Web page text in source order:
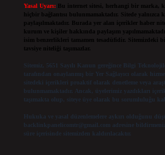
Yasal Uyarı:
Bu internet sitesi, herhangi bir marka,
hiçbir bağlantısı bulunmamaktadır. Sitede yalnızca
paylaşılmaktadır. Burada yer alan içerikler haber
kurum ve kişiler hakkında paylaşım
isim benzerlikleri tamamen tesadüfidir. Sitemizdeki
tavsiye niteliği taşımazlar.
Sitemiz, 5651 Sayılı Kanun gereğince Bilgi
tarafından onaylanmış bir Yer Sağlayıcı olarak
sitedeki içerikleri proaktif olarak denetleme veya
bulunmamaktadır. Ancak, üyelerimiz yazdıkları
taşımakta olup, siteye üye olarak bu sorumluluğu
Hukuka ve yasal düzenlemelere aykırı olduğunu
backlinkpanelicomtr@gmail.comadresine
süre içerisinde sitemizden kaldırılacaktır.